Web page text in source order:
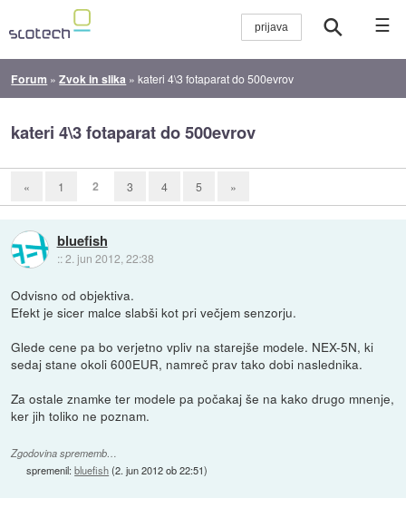
☰
Forum »Zvok in slika »kateri 4\3 fotaparat do 500evrov
kateri 4\3 fotaparat do 500evrov
« 1 2 3 4 5 »
bluefish
::2. jun 2012, 22:38
Odvisno od objektiva.
Efekt je sicer malce slabši kot pri večjem senzorju.
Glede cene pa bo verjetno vpliv na starejše modele. NEX-5N, ki
sedaj stane okoli 600EUR, namreč prav tako dobi naslednika.
Za ostale znamke ter modele pa počakaj še na kako drugo mnenje,
ker jih toliko ne poznam.
Zgodovina sprememb…
spremenil:bluefish(2. jun 2012 ob 22:51)